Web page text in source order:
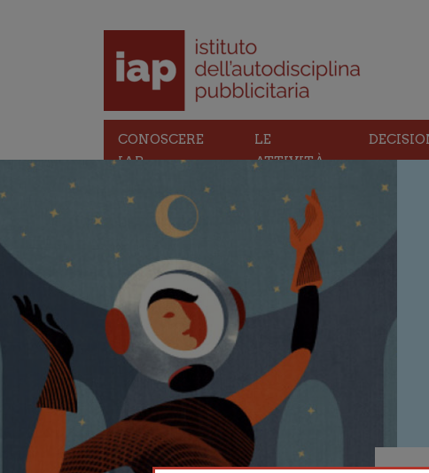
CONOSCERE
IAP
LE
ATTIVITÀ